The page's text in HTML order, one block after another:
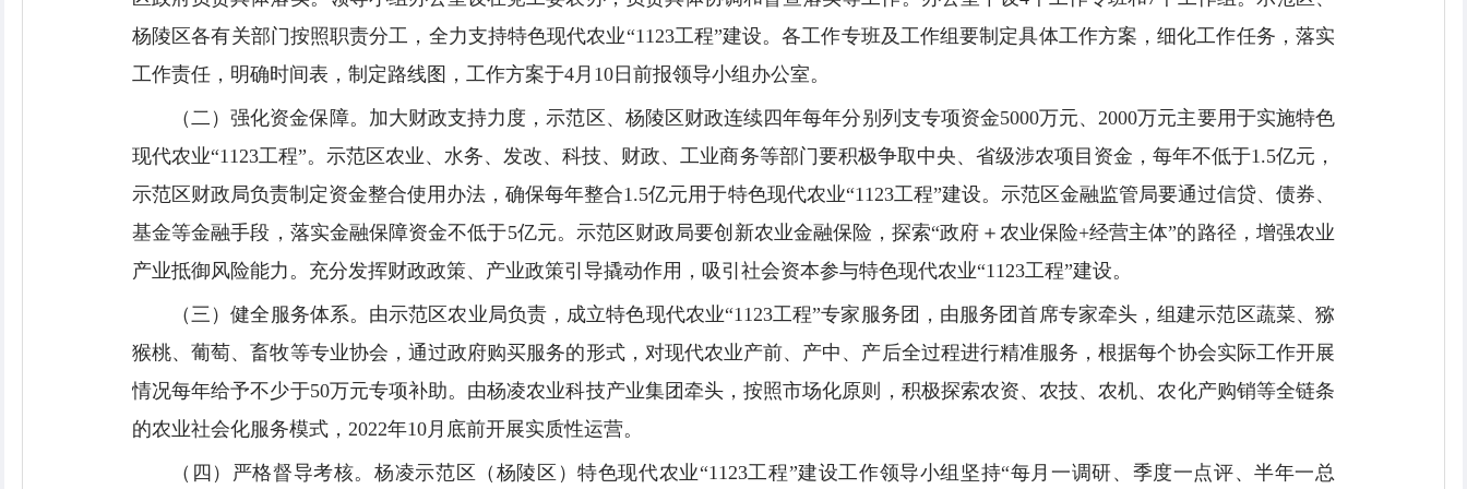
杨陵区各有关部门按照职责分工，全力支持特色现代农业“1123工程”建设。各工作专班及工作组要制定具体工作方案，细化工作任务，落实
工作责任，明确时间表，制定路线图，工作方案于4月10日前报领导小组办公室。
（二）强化资金保障。加大财政支持力度，示范区、杨陵区财政连续四年每年分别列支专项资金5000万元、2000万元主要用于实施特色
现代农业“1123工程”。示范区农业、水务、发改、科技、财政、工业商务等部门要积极争取中央、省级涉农项目资金，每年不低于1.5亿元，
示范区财政局负责制定资金整合使用办法，确保每年整合1.5亿元用于特色现代农业“1123工程”建设。示范区金融监管局要通过信贷、债券、
基金等金融手段，落实金融保障资金不低于5亿元。示范区财政局要创新农业金融保险，探索“政府＋农业保险+经营主体”的路径，增强农业
产业抵御风险能力。充分发挥财政政策、产业政策引导撬动作用，吸引社会资本参与特色现代农业“1123工程”建设。
（三）健全服务体系。由示范区农业局负责，成立特色现代农业“1123工程”专家服务团，由服务团首席专家牵头，组建示范区蔬菜、猕
猴桃、葡萄、畜牧等专业协会，通过政府购买服务的形式，对现代农业产前、产中、产后全过程进行精准服务，根据每个协会实际工作开展
情况每年给予不少于50万元专项补助。由杨凌农业科技产业集团牵头，按照市场化原则，积极探索农资、农技、农机、农化产购销等全链条
的农业社会化服务模式，2022年10月底前开展实质性运营。
（四）严格督导考核。杨凌示范区（杨陵区）特色现代农业“1123工程”建设工作领导小组坚持“每月一调研、季度一点评、半年一总